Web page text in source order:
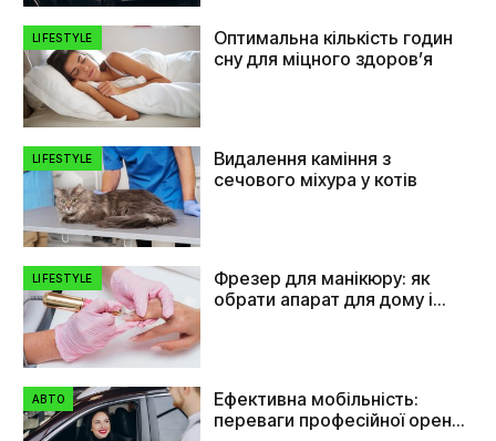
LIFESTYLE
Оптимальна кількість годин
сну для міцного здоров’я
LIFESTYLE
Видалення каміння з
сечового міхура у котів
LIFESTYLE
Фрезер для манікюру: як
обрати апарат для дому і
АВТО
Ефективна мобільність:
переваги професійної оренди